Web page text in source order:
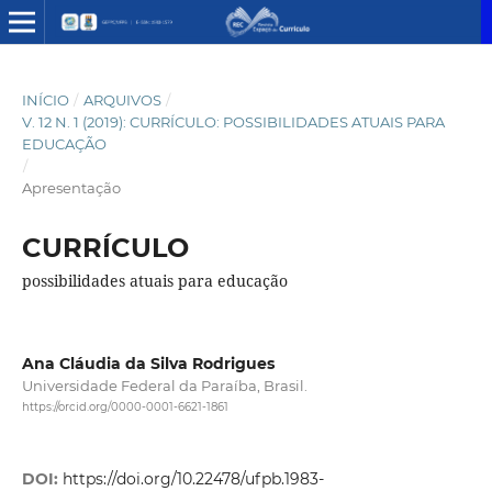
INÍCIO / ARQUIVOS /
V. 12 N. 1 (2019): CURRÍCULO: POSSIBILIDADES ATUAIS PARA
EDUCAÇÃO
/
Apresentação
CURRÍCULO
possibilidades atuais para educação
Ana Cláudia da Silva Rodrigues
Universidade Federal da Paraíba, Brasil.
https://orcid.org/0000-0001-6621-1861
DOI: https://doi.org/10.22478/ufpb.1983-